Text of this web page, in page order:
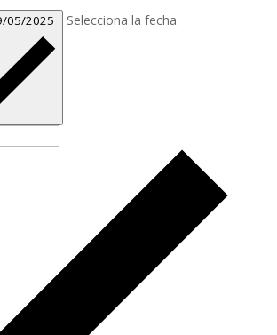
05/2025 Selecciona la fecha.